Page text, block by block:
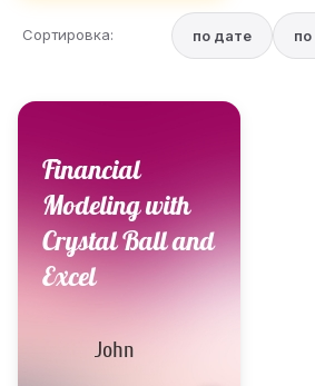
Сортировка: по дате